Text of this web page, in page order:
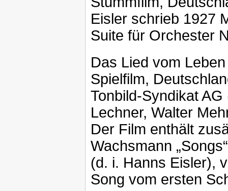
Eisler schrieb 1927
Suite für Orchester
Das Lied vom Leben
Spielfilm,
Tonbild-Syndikat
Lechner, Walter
Der Film enthält
Wachsmann
(d. i. Hanns Eisler),
Song vom ersten